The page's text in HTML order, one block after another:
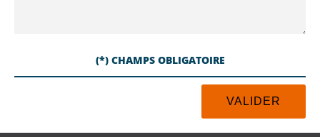
(*) CHAMPS OBLIGATOIRE